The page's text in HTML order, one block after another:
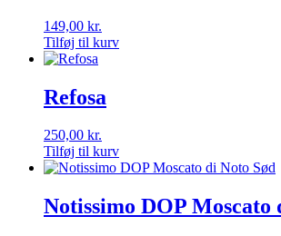
149,00 kr.
Tilføj til kurv
Refosa
250,00 kr.
Tilføj til kurv
Notissimo DOP Moscato